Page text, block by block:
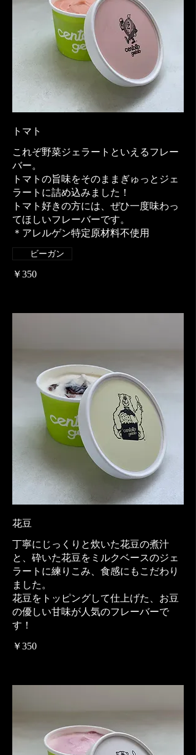
トマト
これぞ野菜ジェラートといえるフレー
バー。
トマトの旨味をそのままぎゅっとジェ
ラートに詰め込みました！
トマト好きの方には、ぜひ一度味わっ
てほしいフレーバーです。
＊アレルゲン特定原材料不使用
￥350
ビーガン
花豆
丁寧にじっくりと炊いた花豆の煮汁
と、砕いた花豆をミルクベースのジェ
ラートに練りこみ、食感にもこだわり
ました。
花豆をトッピングして仕上げた、お豆
の優しい甘味が人気のフレーバーで
す！
￥350